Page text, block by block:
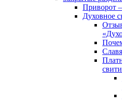
Приворот
Духовное